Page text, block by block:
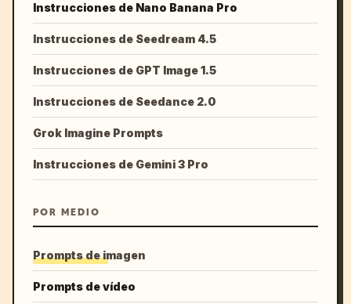
Instrucciones de Nano Banana Pro
Instrucciones de Seedream 4.5
Instrucciones de GPT Image 1.5
Instrucciones de Seedance 2.0
Grok Imagine Prompts
Instrucciones de Gemini 3 Pro
POR MEDIO
Prompts de imagen
Prompts de vídeo